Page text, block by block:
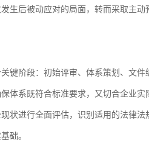
生后被动应对的局面，转而采取主
键阶段：初始评审、体系策划、文
体系既符合标准要求，又切合企业实
状进行全面评估，识别适用的法律
础。